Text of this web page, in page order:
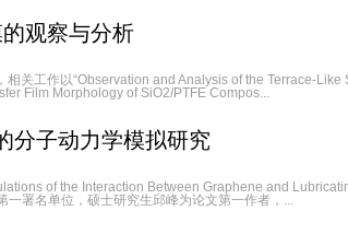
观察与分析
关工作以“Observation and Analysis of the Terrace-Like
Film Morphology of SiO2/PTFE Compos...
分子动力学模拟研究
of the Interaction Between Graphene and
署名单位，硕士研究生邱峰为论文第一作者，...